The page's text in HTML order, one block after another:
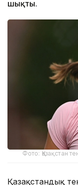
шықты.
Фото: Қазақстан
Қазақстандық